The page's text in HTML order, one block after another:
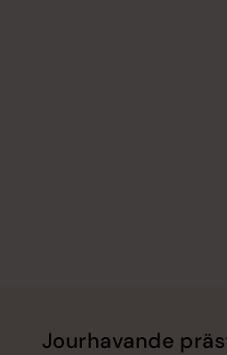
Jourhavande